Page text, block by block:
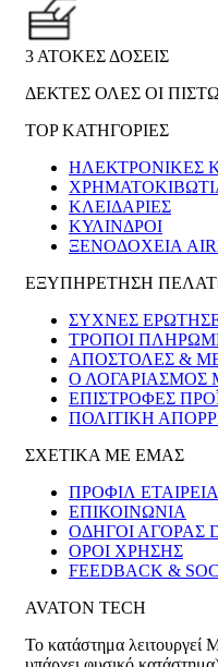
3 ΑΤΟΚΕΣ ΔΟΣΕΙΣ
ΔΕΚΤΕΣ ΟΛΕΣ ΟΙ
TOP ΚΑΤΗΓΟΡΙΕΣ
ΗΛΕΚΤΡΟΝΙΚΈΣ
ΚΛΕΙΔΑΡΙΈΣ
ΚΎΛΙΝΔΡΟΙ
ΞΕΝΟΔΟΧΕΊΑ
ΕΞΥΠΗΡΕΤΗΣΗ
ΣΥΧΝΕΣ
ΤΡΟΠΟΙ
ΑΠΟΣΤΟΛΕΣ &
Ο ΛΟΓΑΡΙΑΣΜΟΣ
ΕΠΙΣΤΡΟΦΕΣ
ΠΟΛΙΤΙΚΗ
ΣΧΕΤΙΚΑ ΜΕ ΕΜΑΣ
ΠΡΟΦΙΛ
ΕΠΙΚΟΙΝΩΝΙΑ
ΟΔΗΓΟΙ ΑΓΟΡΑΣ
ΟΡΟΙ ΧΡΗΣΗΣ
FEEDBACK &
AVATON TECH
Το κατάστημα